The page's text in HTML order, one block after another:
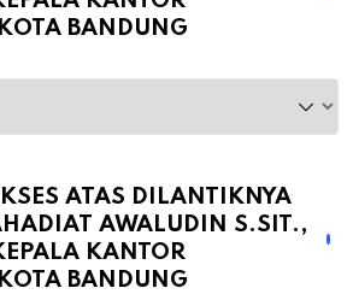
BANDUNG
ATAS DILANTIKNYA
AWALUDIN S.SIT.,
KANTOR
BANDUNG